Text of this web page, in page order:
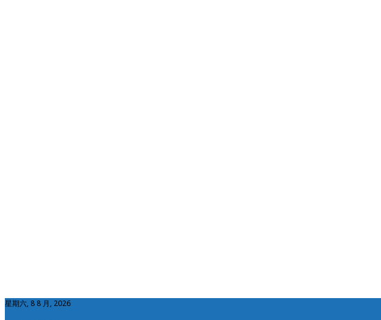
星期六, 8 8 月, 2026